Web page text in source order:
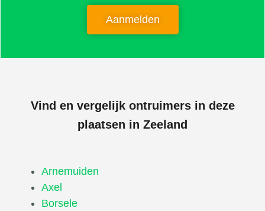
Aanmelden
Vind en vergelijk ontruimers in deze
plaatsen in Zeeland
Arnemuiden
Axel
Borsele